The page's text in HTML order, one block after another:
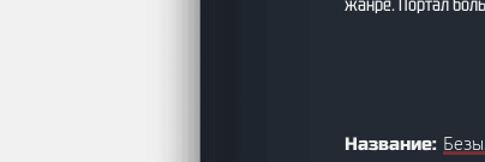
жанре. Портал
Название: